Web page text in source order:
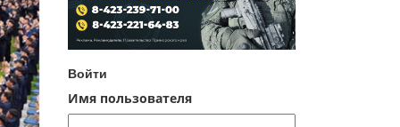
Войти
Имя пользователя